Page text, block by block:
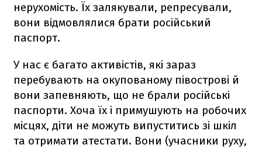
нерухомість. Їх залякували, репресували,
вони відмовлялися брати російський
паспорт.
У нас є багато активістів, які зараз
перебувають на окупованому півострові й
вони запевняють, що не брали російські
паспорти. Хоча їх і примушують на робочих
місцях, діти не можуть випуститись зі шкіл
та отримати атестати. Вони (учасники руху,